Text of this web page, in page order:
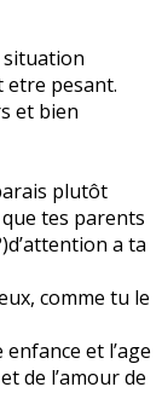
situation
etre pesant.
et bien
plutôt
tes parents
a ta
comme tu le
et l’age
de l’amour de